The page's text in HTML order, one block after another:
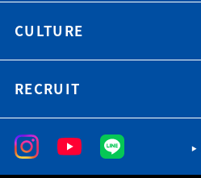
CULTURE
RECRUIT
▶︎